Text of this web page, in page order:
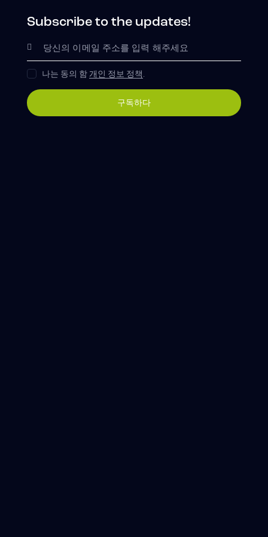
Subscribe to the updates!
구독하다
나는 동의 함 개인 정보 정책.